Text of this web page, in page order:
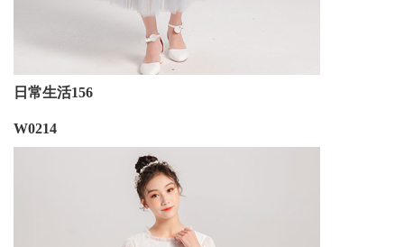
日常生活156
W0214